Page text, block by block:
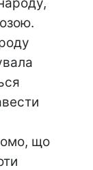
що